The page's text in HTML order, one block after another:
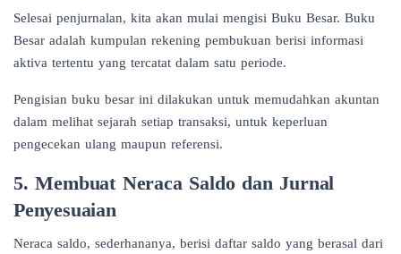
Selesai penjurnalan, kita akan mulai mengisi Buku Besar. Buku
Besar adalah kumpulan rekening pembukuan berisi informasi
aktiva tertentu yang tercatat dalam satu periode.
Pengisian buku besar ini dilakukan untuk memudahkan akuntan
dalam melihat sejarah setiap transaksi, untuk keperluan
pengecekan ulang maupun referensi.
5. Membuat Neraca Saldo dan Jurnal
Penyesuaian
Neraca saldo, sederhananya, berisi daftar saldo yang berasal dari